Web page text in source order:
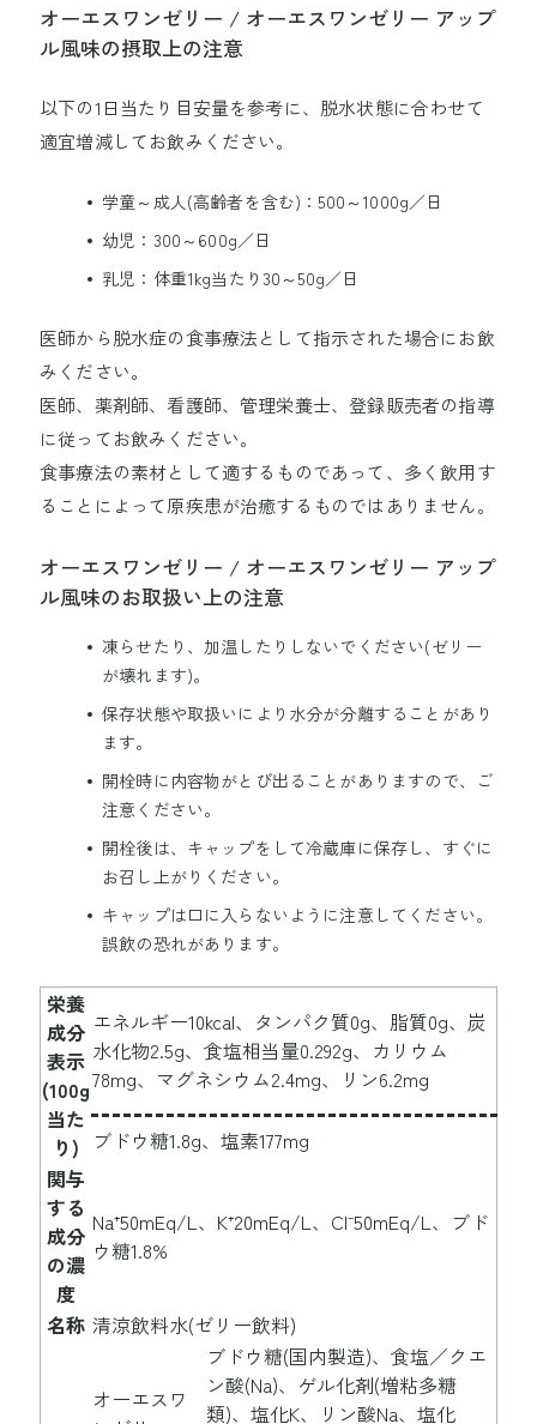
オーエスワンゼリー / オーエスワンゼリー アップ
ル風味の摂取上の注意
以下の1日当たり目安量を参考に、脱水状態に合わせて
適宜増減してお飲みください。
学童～成人(高齢者を含む)：500～1000g／日
幼児：300～600g／日
乳児：体重1kg当たり30～50g／日
医師から脱水症の食事療法として指示された場合にお飲
みください。
医師、薬剤師、看護師、管理栄養士、登録販売者の指導
に従ってお飲みください。
食事療法の素材として適するものであって、多く飲用す
ることによって原疾患が治癒するものではありません。
オーエスワンゼリー / オーエスワンゼリー アップ
ル風味のお取扱い上の注意
凍らせたり、加温したりしないでください(ゼリー
が壊れます)。
保存状態や取扱いにより水分が分離することがあり
ます。
開栓時に内容物がとび出ることがありますので、ご
注意ください。
開栓後は、キャップをして冷蔵庫に保存し、すぐに
お召し上がりください。
キャップは口に入らないように注意してください。
誤飲の恐れがあります。
栄養
成分
表示
(100g
当た
り)
エネルギー10kcal、タンパク質0g、脂質0g、炭
水化物2.5g、食塩相当量0.292g、カリウム
78mg、マグネシウム2.4mg、リン6.2mg
ブドウ糖1.8g、塩素177mg
関与
する
成分
の濃
度
Na⁺50mEq/L、K⁺20mEq/L、Cl⁻50mEq/L、ブド
ウ糖1.8%
名称 清涼飲料水(ゼリー飲料)
オーエスワ
ブドウ糖(国内製造)、食塩／クエ
ン酸(Na)、ゲル化剤(増粘多糖
類)、塩化K、リン酸Na、塩化